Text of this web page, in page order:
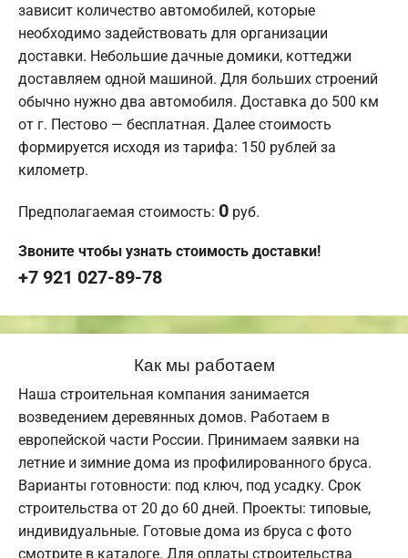
зависит количество автомобилей, которые
необходимо задействовать для организации
доставки. Небольшие дачные домики, коттеджи
доставляем одной машиной. Для больших строений
обычно нужно два автомобиля. Доставка до 500 км
от г. Пестово — бесплатная. Далее стоимость
формируется исходя из тарифа: 150 рублей за
километр.
Предполагаемая стоимость: 0 руб.
Звоните чтобы узнать стоимость доставки!
+7 921 027-89-78
Как мы работаем
Наша строительная компания занимается
возведением деревянных домов. Работаем в
европейской части России. Принимаем заявки на
летние и зимние дома из профилированного бруса.
Варианты готовности: под ключ, под усадку. Срок
строительства от 20 до 60 дней. Проекты: типовые,
индивидуальные. Готовые дома из бруса с фото
смотрите в каталоге. Для оплаты строительства